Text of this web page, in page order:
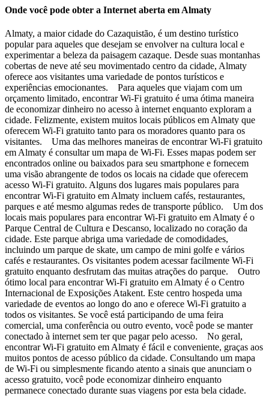
Onde você pode obter a Internet aberta em Almaty
Almaty, a maior cidade do Cazaquistão, é um destino turístico
popular para aqueles que desejam se envolver na cultura local e
experimentar a beleza da paisagem cazaque. Desde suas montanhas
cobertas de neve até seu movimentado centro da cidade, Almaty
oferece aos visitantes uma variedade de pontos turísticos e
experiências emocionantes. Para aqueles que viajam com um
orçamento limitado, encontrar Wi-Fi gratuito é uma ótima maneira
de economizar dinheiro no acesso à internet enquanto exploram a
cidade. Felizmente, existem muitos locais públicos em Almaty que
oferecem Wi-Fi gratuito tanto para os moradores quanto para os
visitantes. Uma das melhores maneiras de encontrar Wi-Fi gratuito
em Almaty é consultar um mapa de Wi-Fi. Esses mapas podem ser
encontrados online ou baixados para seu smartphone e fornecem
uma visão abrangente de todos os locais na cidade que oferecem
acesso Wi-Fi gratuito. Alguns dos lugares mais populares para
encontrar Wi-Fi gratuito em Almaty incluem cafés, restaurantes,
parques e até mesmo algumas redes de transporte público. Um dos
locais mais populares para encontrar Wi-Fi gratuito em Almaty é o
Parque Central de Cultura e Descanso, localizado no coração da
cidade. Este parque abriga uma variedade de comodidades,
incluindo um parque de skate, um campo de mini golfe e vários
cafés e restaurantes. Os visitantes podem acessar facilmente Wi-Fi
gratuito enquanto desfrutam das muitas atrações do parque. Outro
ótimo local para encontrar Wi-Fi gratuito em Almaty é o Centro
Internacional de Exposições Atakent. Este centro hospeda uma
variedade de eventos ao longo do ano e oferece Wi-Fi gratuito a
todos os visitantes. Se você está participando de uma feira
comercial, uma conferência ou outro evento, você pode se manter
conectado à internet sem ter que pagar pelo acesso. No geral,
encontrar Wi-Fi gratuito em Almaty é fácil e conveniente, graças aos
muitos pontos de acesso público da cidade. Consultando um mapa
de Wi-Fi ou simplesmente ficando atento a sinais que anunciam o
acesso gratuito, você pode economizar dinheiro enquanto
permanece conectado durante suas viagens por esta bela cidade.